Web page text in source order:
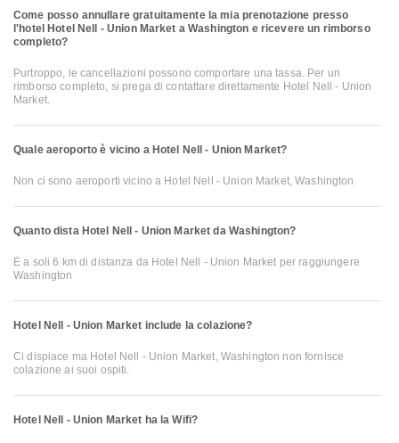
Come posso annullare gratuitamente la mia prenotazione presso
l'hotel Hotel Nell - Union Market a Washington e ricevere un rimborso
completo?
Purtroppo, le cancellazioni possono comportare una tassa. Per un
rimborso completo, si prega di contattare direttamente Hotel Nell - Union
Market.
Quale aeroporto è vicino a Hotel Nell - Union Market?
Non ci sono aeroporti vicino a Hotel Nell - Union Market, Washington
Quanto dista Hotel Nell - Union Market da Washington?
È a soli 6 km di distanza da Hotel Nell - Union Market per raggiungere
Washington
Hotel Nell - Union Market include la colazione?
Ci dispiace ma Hotel Nell - Union Market, Washington non fornisce
colazione ai suoi ospiti.
Hotel Nell - Union Market ha la Wifi?